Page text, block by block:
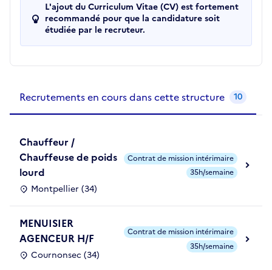
L'ajout du Curriculum Vitae (CV) est fortement
recommandé pour que la candidature soit
étudiée par le recruteur.
Recrutements en cours dans cette structure 10
Chauffeur /
Chauffeuse de poids
lourd
Montpellier (34)
Contrat de mission intérimaire
35h/semaine
MENUISIER
AGENCEUR H/F
Cournonsec (34)
Contrat de mission intérimaire
35h/semaine